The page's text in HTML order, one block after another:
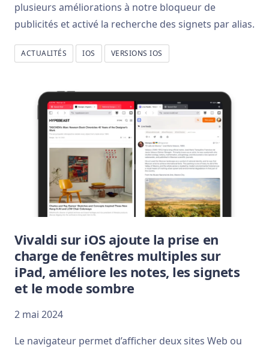
plusieurs améliorations à notre bloqueur de
publicités et activé la recherche des signets par alias.
ACTUALITÉS IOS VERSIONS IOS
Vivaldi sur iOS ajoute la prise en
charge de fenêtres multiples sur
iPad, améliore les notes, les signets
et le mode sombre
2 mai 2024
Le navigateur permet d’afficher deux sites Web ou